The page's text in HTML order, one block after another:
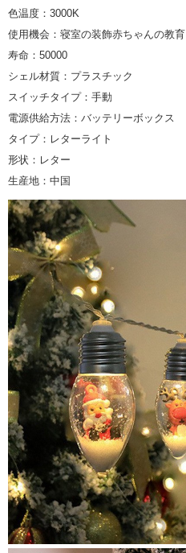
色温度：3000K
使用機会：寝室の装飾赤ちゃんの教育
寿命：50000
シェル材質：プラスチック
スイッチタイプ：手動
電源供給方法：バッテリーボックス
タイプ：レターライト
形状：レター
生産地：中国